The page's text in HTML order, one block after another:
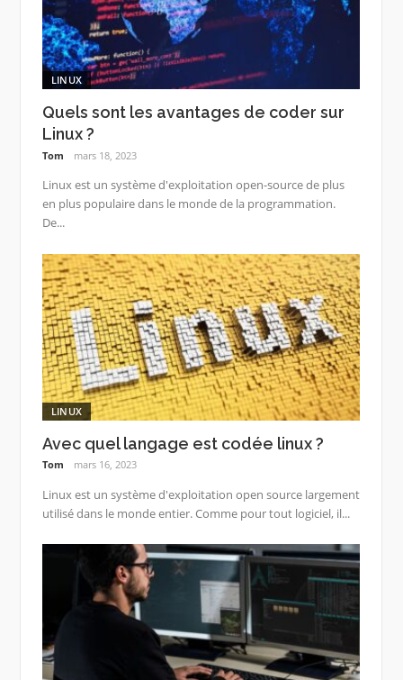
LINUX
Quels sont les avantages de coder sur
Linux ?
Tom mars 18, 2023
Linux est un système d'exploitation open-source de plus
en plus populaire dans le monde de la programmation.
De...
LINUX
Avec quel langage est codée linux ?
Tom mars 16, 2023
Linux est un système d'exploitation open source largement
utilisé dans le monde entier. Comme pour tout logiciel, il...